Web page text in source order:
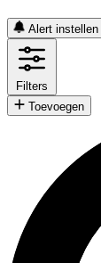
Alert instellen
Filters
Toevoegen